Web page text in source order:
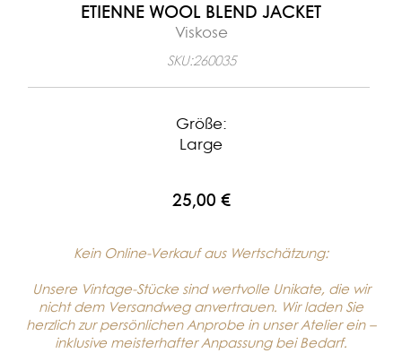
ETIENNE WOOL BLEND JACKET
Viskose
SKU:260035
Größe:
Large
25,00 €
Kein Online-Verkauf aus Wertschätzung:
Unsere Vintage-Stücke sind wertvolle Unikate, die wir
nicht dem Versandweg anvertrauen. Wir laden Sie
herzlich zur persönlichen Anprobe in unser Atelier ein –
inklusive meisterhafter Anpassung bei Bedarf.